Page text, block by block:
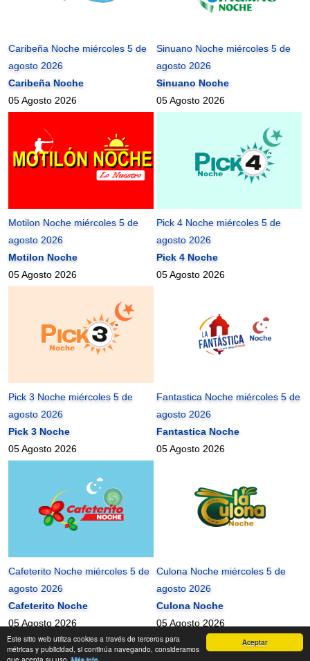
Aceptar
Este sitio web utiliza cookies a través de terceros para
métricas y publicidad, si continúa navegando, consideramos
Caribeña Noche miércoles 5 de
agosto 2026
Caribeña Noche
05 Agosto 2026
Sinuano Noche miércoles 5 de
agosto 2026
Sinuano Noche
05 Agosto 2026
Motilon Noche miércoles 5 de
agosto 2026
Motilon Noche
05 Agosto 2026
Pick 4 Noche miércoles 5 de
agosto 2026
Pick 4 Noche
05 Agosto 2026
Pick 3 Noche miércoles 5 de
agosto 2026
Pick 3 Noche
05 Agosto 2026
Fantastica Noche miércoles 5 de
agosto 2026
Fantastica Noche
05 Agosto 2026
Cafeterito Noche miércoles 5 de
agosto 2026
Cafeterito Noche
05 Agosto 2026
Culona Noche miércoles 5 de
agosto 2026
Culona Noche
05 Agosto 2026
mundonets2010-2026 ©